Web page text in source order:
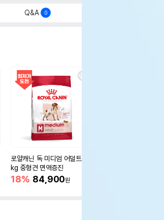
Q&A 0
로얄캐닌 독 미디엄 어덜트 10
kg 중형견 면역증진
18% 84,900원